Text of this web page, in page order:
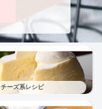
チーズ系レシピ